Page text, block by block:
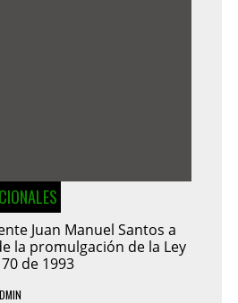
Juan Manuel Santos a
la promulgación de la Ley
70 de 1993